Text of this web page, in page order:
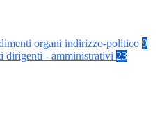
organi indirizzo-politico 9
dirigenti - amministrativi 23